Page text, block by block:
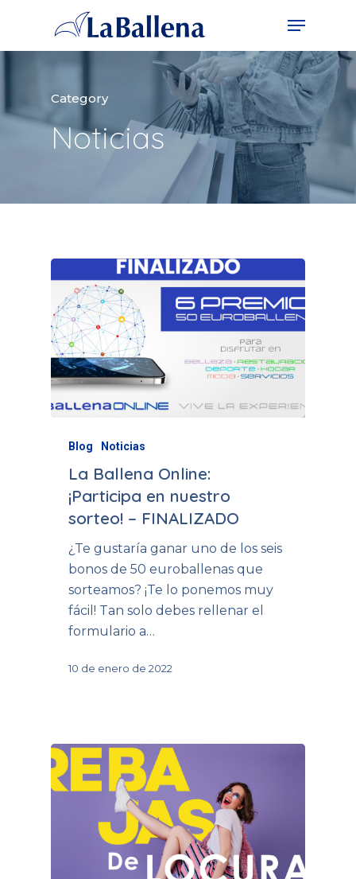
Category
Noticias
Blog Noticias
La Ballena Online:
¡Participa en nuestro
sorteo! – FINALIZADO
¿Te gustaría ganar uno de los seis
bonos de 50 euroballenas que
sorteamos? ¡Te lo ponemos muy
fácil! Tan solo debes rellenar el
formulario a…
10 de enero de 2022